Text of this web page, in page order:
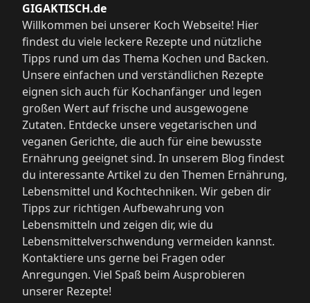
GIGAKTISCH.de
Willkommen bei unserer Koch Webseite! Hier
findest du viele leckere Rezepte und nützliche
Tipps rund um das Thema Kochen und Backen.
Unsere einfachen und verständlichen Rezepte
eignen sich auch für Kochanfänger und legen
großen Wert auf frische und ausgewogene
Zutaten. Entdecke unsere vegetarischen und
veganen Gerichte, die auch für eine bewusste
Ernährung geeignet sind. In unserem Blog findest
du interessante Artikel zu den Themen Ernährung,
Lebensmittel und Kochtechniken. Wir geben dir
Tipps zur richtigen Aufbewahrung von
Lebensmitteln und zeigen dir, wie du
Lebensmittelverschwendung vermeiden kannst.
Kontaktiere uns gerne bei Fragen oder
Anregungen. Viel Spaß beim Ausprobieren
unserer Rezepte!